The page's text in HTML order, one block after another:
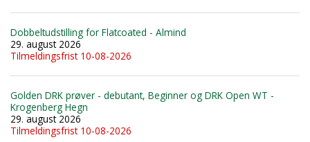
Dobbeltudstilling for Flatcoated - Almind
29. august 2026
Tilmeldingsfrist 10-08-2026
Golden DRK prøver - debutant, Beginner og DRK Open WT -
Krogenberg Hegn
29. august 2026
Tilmeldingsfrist 10-08-2026